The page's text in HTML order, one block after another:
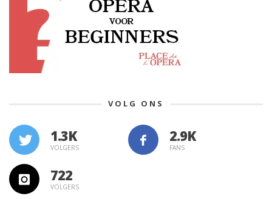
VOLG ONS
1.3K
VOLGERS FANS
722
VOLGERS